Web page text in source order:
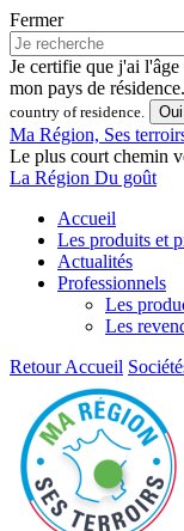
Fermer
Je certifie que j'ai
mon pays de résidence.
country of residence.
Ma Région, Ses
Le plus court chemin
La Région Du goût
Accueil
Les produits et
Actualités
Professionnels
Les
Les
RetourAccueil